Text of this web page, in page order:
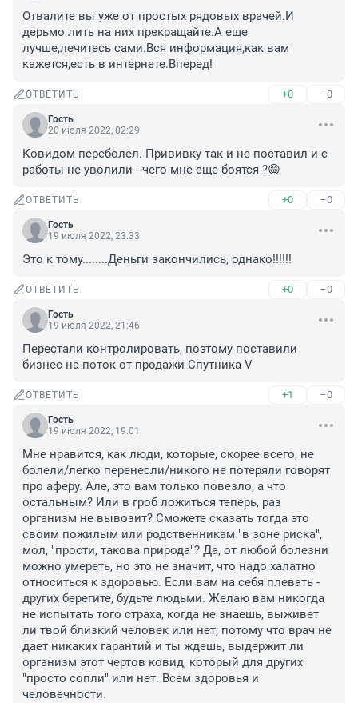
Отвалите вы уже от простых рядовых врачей.И
дерьмо лить на них прекращайте.А еще
лучше,лечитесь сами.Вся информация,как вам
кажется,есть в интернете.Вперед!
ОТВЕТИТЬ +0 –0
Гость
20 июля 2022, 02:29
Ковидом переболел. Прививку так и не поставил и с
работы не уволили - чего мне еще боятся ?😁
ОТВЕТИТЬ +0 –0
Гость
19 июля 2022, 23:33
Это к тому........Деньги закончились, однако!!!!!!
ОТВЕТИТЬ +0 –0
Гость
19 июля 2022, 21:46
Перестали контролировать, поэтому поставили
бизнес на поток от продажи Спутника V
ОТВЕТИТЬ +1 –0
Гость
19 июля 2022, 19:01
Мне нравится, как люди, которые, скорее всего, не
болели/легко перенесли/никого не потеряли говорят
про аферу. Але, это вам только повезло, а что
остальным? Или в гроб ложиться теперь, раз
организм не вывозит? Сможете сказать тогда это
своим пожилым или родственникам "в зоне риска",
мол, "прости, такова природа"? Да, от любой болезни
можно умереть, но это не значит, что надо халатно
относиться к здоровью. Если вам на себя плевать -
других берегите, будьте людьми. Желаю вам никогда
не испытать того страха, когда не знаешь, выживет
ли твой близкий человек или нет; потому что врач не
дает никаких гарантий и ты ждешь, выдержит ли
организм этот чертов ковид, который для других
"просто сопли" или нет. Всем здоровья и
человечности.